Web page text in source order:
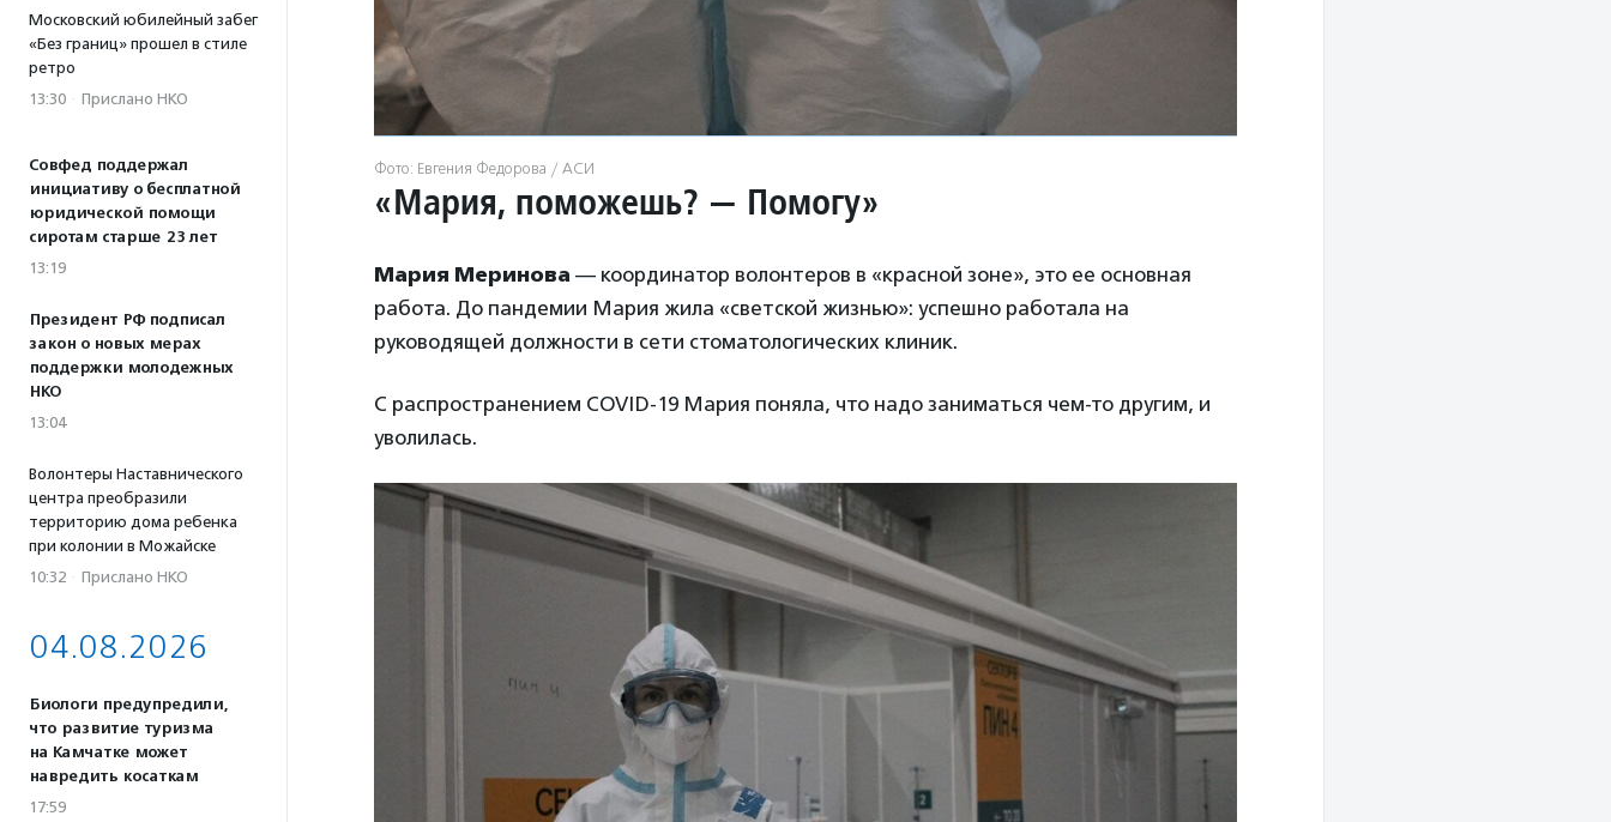
Московский юбилейный забег
«Без границ» прошел в стиле
ретро
13:30 · Прислано НКО
Совфед поддержал
инициативу о бесплатной
юридической помощи
сиротам старше 23 лет
13:19
Президент РФ подписал
закон о новых мерах
поддержки молодежных
НКО
13:04
Волонтеры Наставнического
центра преобразили
территорию дома ребенка
при колонии в Можайске
10:32 · Прислано НКО
04.08.2026
Биологи предупредили,
что развитие туризма
на Камчатке может
навредить косаткам
17:59
Фото: Евгения Федорова / АСИ
«Мария, поможешь? — Помогу»
Мария Меринова — координатор волонтеров в «красной зоне», это ее основная
работа. До пандемии Мария жила «светской жизнью»: успешно работала на
руководящей должности в сети стоматологических клиник.
С распространением COVID-19 Мария поняла, что надо заниматься чем-то другим, и
уволилась.